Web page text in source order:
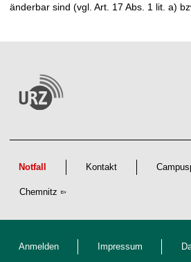
änderbar sind (vgl. Art. 17 Abs. 1 lit. a)
Notfall Kontakt
Chemnitz
Anmelden Impressum